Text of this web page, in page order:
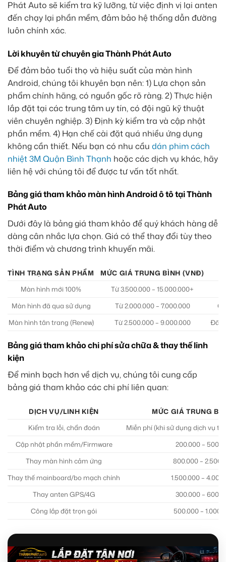
Phát Auto sẽ kiểm tra kỹ lưỡng, từ việc định vị lại anten
đến chạy lại phần mềm, đảm bảo hệ thống dẫn đường
luôn chính xác.
Lời khuyên từ chuyên gia Thành Phát Auto
Để đảm bảo tuổi thọ và hiệu suất của màn hình
Android, chúng tôi khuyên bạn nên: 1) Lựa chọn sản
phẩm chính hãng, có nguồn gốc rõ ràng. 2) Thực hiện
lắp đặt tại các trung tâm uy tín, có đội ngũ kỹ thuật
viên chuyên nghiệp. 3) Định kỳ kiểm tra và cập nhật
phần mềm. 4) Hạn chế cài đặt quá nhiều ứng dụng
không cần thiết. Nếu bạn có nhu cầu dán phim cách
nhiệt 3M Quận Bình Thạnh hoặc các dịch vụ khác, hãy
liên hệ với chúng tôi để được tư vấn tốt nhất.
Bảng giá tham khảo màn hình Android ô tô tại Thành
Phát Auto
Dưới đây là bảng giá tham khảo để quý khách hàng dễ
dàng cân nhắc lựa chọn. Giá có thể thay đổi tùy theo
thời điểm và chương trình khuyến mãi.
TÌNH TRẠNG SẢN PHẨM
MỨC GIÁ TRUNG BÌNH (VNĐ)
Màn hình mới 100%
Từ 3.500.000 – 15.000.000+
Màn hình đã qua sử dụng
Từ 2.000.000 – 7.000.000
Màn hình tân trang (Renew)
Từ 2.500.000 – 9.000.000 Đã
Bảng giá tham khảo chi phí sửa chữa & thay thế linh
kiện
Để minh bạch hơn về dịch vụ, chúng tôi cung cấp
bảng giá tham khảo các chi phí liên quan:
DỊCH VỤ/LINH KIỆN
MỨC GIÁ TRUNG
Kiểm tra lỗi, chẩn đoán
Miễn phí (khi sử dụng dịch vụ
Cập nhật phần mềm/Firmware
200.000 –
Thay màn hình cảm ứng
800.000 –
Thay thế mainboard/bo mạch chính
1.500.000 –
Thay anten GPS/4G
300.000 –
Công lắp đặt trọn gói
500.000 –